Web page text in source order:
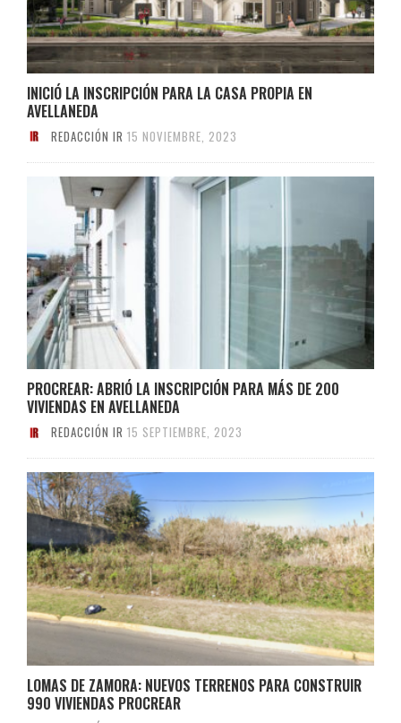
INICIÓ LA INSCRIPCIÓN PARA LA CASA PROPIA EN
AVELLANEDA
REDACCIÓN IR 15 NOVIEMBRE, 2023
PROCREAR: ABRIÓ LA INSCRIPCIÓN PARA MÁS DE 200
VIVIENDAS EN AVELLANEDA
REDACCIÓN IR 15 SEPTIEMBRE, 2023
LOMAS DE ZAMORA: NUEVOS TERRENOS PARA CONSTRUIR
990 VIVIENDAS PROCREAR